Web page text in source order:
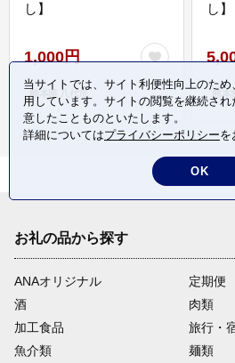
し】
1,000円
熊本県 八代市
し】
熊本
お礼の品から探す
ANAオリジナル
定期便
酒
肉類
加工食品
旅行・
魚介類
麺類
当サイトでは、サイト利便性向上のた
用しています。サイトの閲覧を継続さ
意したことものといたします。
詳細についてはプライバシーポリシーを
OK